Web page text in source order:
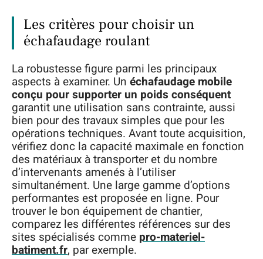
Les critères pour choisir un
échafaudage roulant
La robustesse figure parmi les principaux
aspects à examiner. Un échafaudage mobile
conçu pour supporter un poids conséquent
garantit une utilisation sans contrainte, aussi
bien pour des travaux simples que pour les
opérations techniques. Avant toute acquisition,
vérifiez donc la capacité maximale en fonction
des matériaux à transporter et du nombre
d’intervenants amenés à l’utiliser
simultanément. Une large gamme d’options
performantes est proposée en ligne. Pour
trouver le bon équipement de chantier,
comparez les différentes références sur des
sites spécialisés comme pro-materiel-
batiment.fr, par exemple.